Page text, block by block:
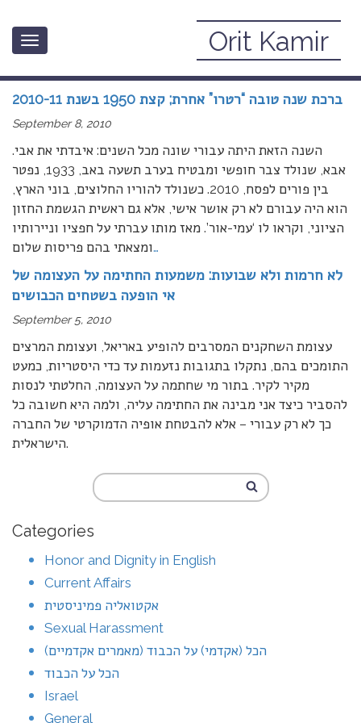
Toggle
Orit Kamir
September, 2010
ברכת שנה טובה “רטרו” אחרת; קצת 1950 בשנת 2010-11
September 8, 2010
השנה הזאת היתה עבורי שונה מכל השנים: איבדתי את אבי.
אבא, שנולד צבר חופשי ומבטיח בערב תשעה באב, 1933, נפטר
בין פורים לפסח, 2010. כשנולד להוריו החלוצים, בוני הארץ,
הוא היה עבורם לא רק אושר אישי, אלא גם ראשית הגשמת החזון
הציוני, וקראו לו ‘עמי-אור’. מאז מותו עברתי על חפציו וניירותיו
ומצאתי בהם פריסות שלום…
לא חרמות ולא שבועות: משמעות החתימה על העצומה של
אי הופעה בשטחים הכבושים
September 5, 2010
עצומת השחקנים המסרבים להופיע באריאל, ועצומת המרצים
התומכים בהם, נתקלו בתגובות נזעמות עד כדי היסטריות, כמעט
מקיר לקיר. בתור מי שחתמה על העצומה, החלטתי לנסות
להסביר כיצד אני מבינה את החתימה עליה, ולמה היא חשובה כל
כך לא רק עבורי – אלא להבטחת אופיה הדמוקרטי של החברה
הישראלית.
Categories
Honor and Dignity in English
Current Affairs
אקטואליה פמיניסטית
Sexual Harassment
הכל (אקדמי) על הכבוד (מאמרים אקדמיים)
הכל על הכבוד
Israel
General